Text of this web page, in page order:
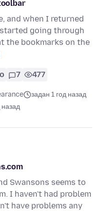
and when I returned
going through
the bookmarks on the
7 477
задан 1 год назад
назад
Swansons seems to
I haven't had problem
have problems any